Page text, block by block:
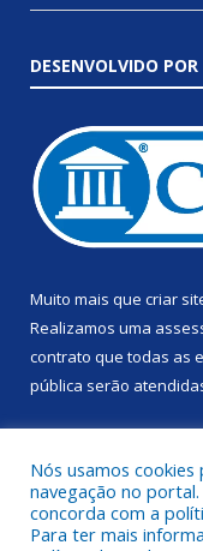
DESENVOLVIDO POR
Muito mais que criar
Realizamos uma
contrato que todas as
pública serão
Nós usamos
navegação no
concorda com a
Para ter mais